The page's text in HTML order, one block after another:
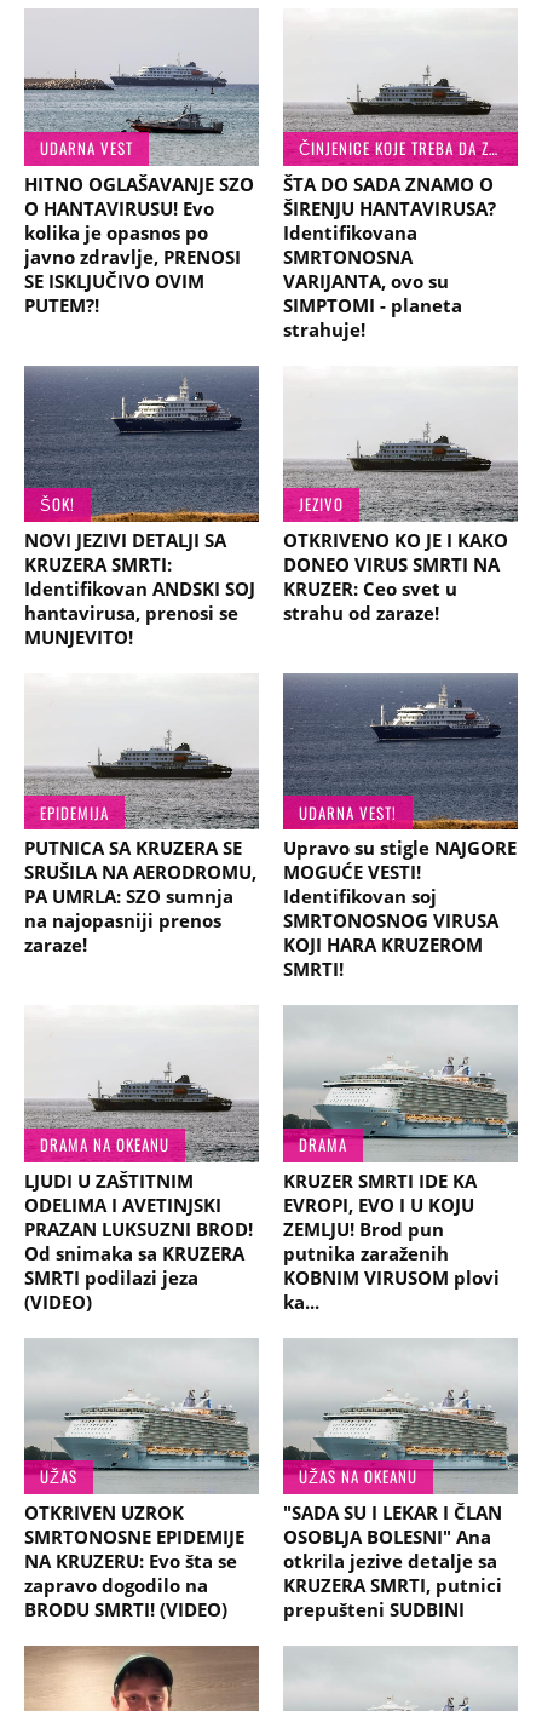
UDARNA VEST
HITNO OGLAŠAVANJE SZO
O HANTAVIRUSU! Evo
kolika je opasnos po
javno zdravlje, PRENOSI
SE ISKLJUČIVO OVIM
PUTEM?!
ČINJENICE KOJE TREBA DA ZNATE
ŠTA DO SADA ZNAMO O
ŠIRENJU HANTAVIRUSA?
Identifikovana
SMRTONOSNA
VARIJANTA, ovo su
SIMPTOMI - planeta
strahuje!
ŠOK!
NOVI JEZIVI DETALJI SA
KRUZERA SMRTI:
Identifikovan ANDSKI SOJ
hantavirusa, prenosi se
MUNJEVITO!
JEZIVO
OTKRIVENO KO JE I KAKO
DONEO VIRUS SMRTI NA
KRUZER: Ceo svet u
strahu od zaraze!
EPIDEMIJA
PUTNICA SA KRUZERA SE
SRUŠILA NA AERODROMU,
PA UMRLA: SZO sumnja
na najopasniji prenos
zaraze!
UDARNA VEST!
Upravo su stigle NAJGORE
MOGUĆE VESTI!
Identifikovan soj
SMRTONOSNOG VIRUSA
KOJI HARA KRUZEROM
SMRTI!
DRAMA NA OKEANU
LJUDI U ZAŠTITNIM
ODELIMA I AVETINJSKI
PRAZAN LUKSUZNI BROD!
Od snimaka sa KRUZERA
SMRTI podilazi jeza
(VIDEO)
DRAMA
KRUZER SMRTI IDE KA
EVROPI, EVO I U KOJU
ZEMLJU! Brod pun
putnika zaraženih
KOBNIM VIRUSOM plovi
ka...
UŽAS
OTKRIVEN UZROK
SMRTONOSNE EPIDEMIJE
NA KRUZERU: Evo šta se
zapravo dogodilo na
BRODU SMRTI! (VIDEO)
UŽAS NA OKEANU
"SADA SU I LEKAR I ČLAN
OSOBLJA BOLESNI" Ana
otkrila jezive detalje sa
KRUZERA SMRTI, putnici
prepušteni SUDBINI